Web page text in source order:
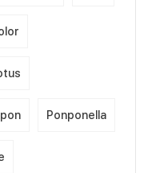
Ponponella